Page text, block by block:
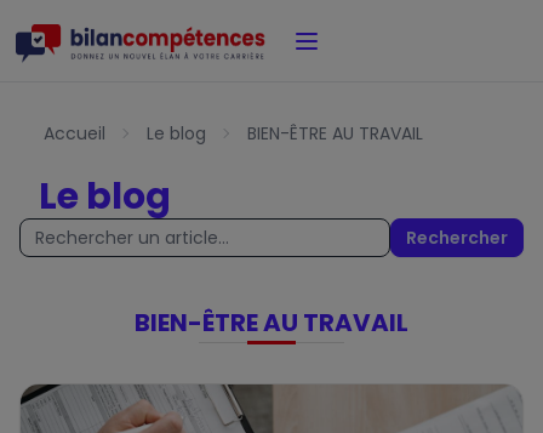
Accueil
Accueil Le blog BIEN-ÊTRE AU TRAVAIL
Le blog
Rechercher
BIEN-ÊTRE AU TRAVAIL
Charte de Qualité
Nos certificats de qualité
Notre Offre
Politique de confidentialité